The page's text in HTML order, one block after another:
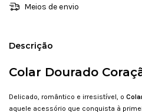
Meios de envio
Descrição
Colar Dourado
Delicado, romântico e irresistível, o
aquele acessório que conquista à